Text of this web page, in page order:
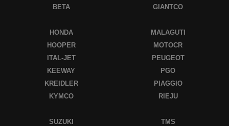
BETA
GIANTCO
HONDA
HOOPER
ITAL-JET
KEEWAY
KREIDLER
KYMCO
MALAGUTI
MOTOCR
PEUGEOT
PGO
PIAGGIO
RIEJU
SUZUKI
TMS